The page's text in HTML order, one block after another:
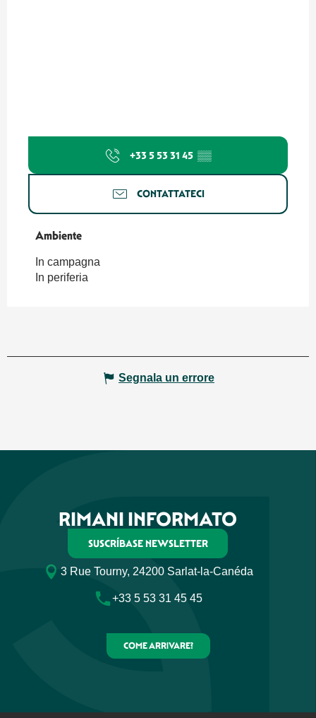
+33 5 53 31 45 ▒▒
CONTATTATECI
Ambiente
Ambiente
In campagna
In periferia
Segnala un errore
RIMANI INFORMATO
SUSCRÍBASE NEWSLETTER
3 Rue Tourny, 24200 Sarlat-la-Canéda
+33 5 53 31 45 45
COME ARRIVARE?